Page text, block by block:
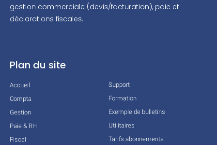
gestion commerciale (devis/facturation), paie et
déclarations fiscales.
Plan du site
Accueil
Compta
Gestion
Paie & RH
Fiscal
Support
Formation
Exemple de bulletins
Utilitaires
Tarifs abonnements